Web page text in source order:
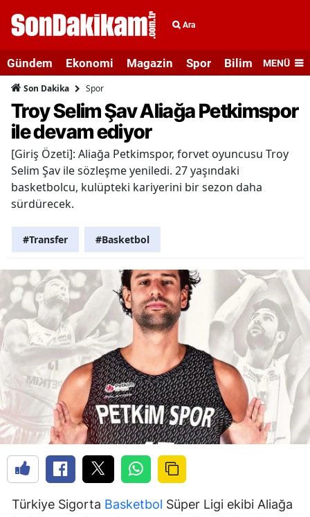
Ara
Gündem Ekonomi Magazin Spor Bilim veMENÜ
Son Dakika Spor
Troy Selim Şav Aliağa Petkimspor
ile devam ediyor
[Giriş Özeti]: Aliağa Petkimspor, forvet oyuncusu Troy
Selim Şav ile sözleşme yeniledi. 27 yaşındaki
basketbolcu, kulüpteki kariyerini bir sezon daha
sürdürecek.
#Transfer #Basketbol
Türkiye Sigorta Basketbol Süper Ligi ekibi Aliağa